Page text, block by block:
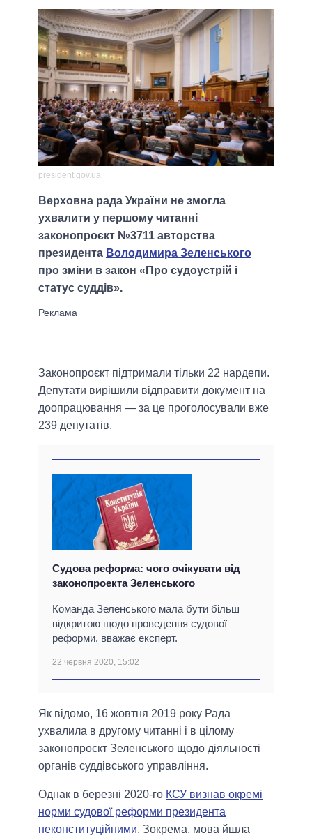
president.gov.ua
Верховна рада України не змогла
ухвалити у першому читанні
законопроєкт №3711 авторства
президента Володимира Зеленського
про зміни в закон «Про судоустрій і
статус суддів».
Законопроєкт підтримали тільки 22 нардепи.
Депутати вирішили відправити документ на
доопрацювання — за це проголосували вже
239 депутатів.
Судова реформа: чого очікувати від
законопроекта Зеленського
Команда Зеленського мала бути більш
відкритою щодо проведення судової
реформи, вважає експерт.
22 червня 2020, 15:02
Як відомо, 16 жовтня 2019 року Рада
ухвалила в другому читанні і в цілому
законопроєкт Зеленського щодо діяльності
органів суддівського управління.
Однак в березні 2020-го КСУ визнав окремі
норми судової реформи президента
неконституційними. Зокрема, мова йшла